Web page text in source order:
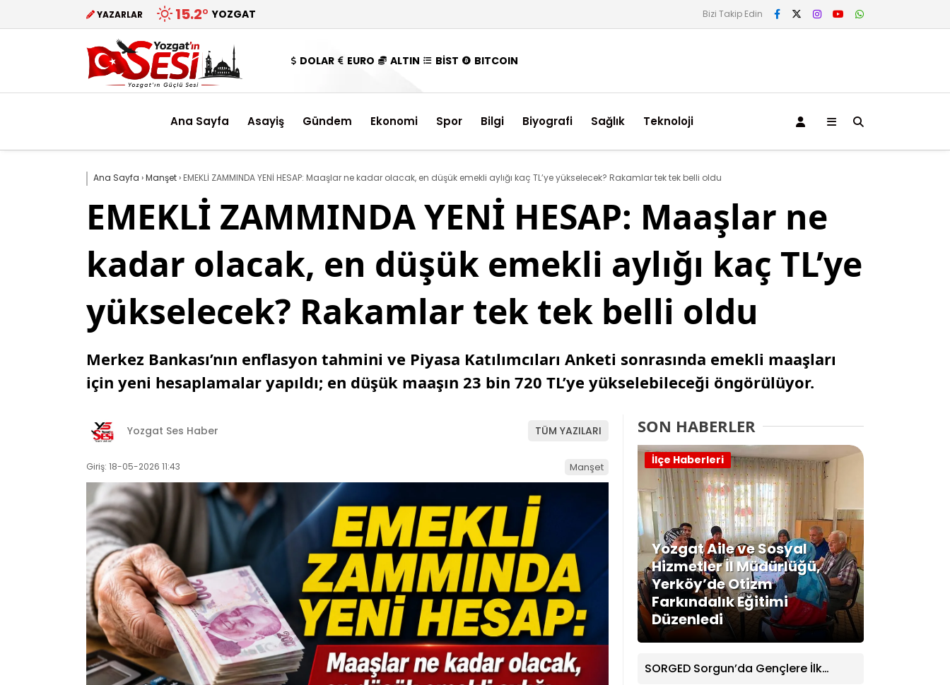
YAZARLAR 15.2° YOZGAT Bizi Takip Edin
DOLAR EURO ALTIN BİST BITCOIN
Ana Sayfa Asayiş Gündem Ekonomi Spor Bilgi Biyografi Sağlık Teknoloji
Ana Sayfa ›Manşet› EMEKLİ ZAMMINDA YENİ HESAP: Maaşlar ne kadar olacak, en düşük emekli aylığı kaç TL’ye yükselecek? Rakamlar tek tek belli oldu
EMEKLİ ZAMMINDA YENİ HESAP: Maaşlar ne
kadar olacak, en düşük emekli aylığı kaç TL’ye
yükselecek? Rakamlar tek tek belli oldu
Merkez Bankası’nın enflasyon tahmini ve Piyasa Katılımcıları Anketi sonrasında emekli maaşları
için yeni hesaplamalar yapıldı; en düşük maaşın 23 bin 720 TL’ye yükselebileceği öngörülüyor.
Yozgat Ses Haber TÜM YAZILARI
Giriş: 18-05-2026 11:43 Manşet
SON HABERLER
Yozgat Aile ve Sosyal
Hizmetler İl Müdürlüğü,
Yerköy’de Otizm
Farkındalık Eğitimi
Düzenledi
İlçe Haberleri
SORGED Sorgun’da Gençlere İlk